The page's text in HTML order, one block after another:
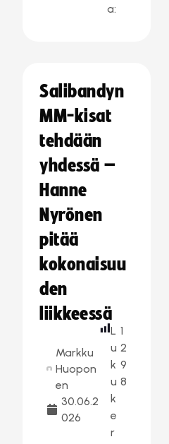
a:
Salibandyn
MM-kisat
tehdään
yhdessä –
Hanne
Nyrönen
pitää
kokonaisuu
den
liikkeessä
Markku
Huopon
en
30.06.2
026
L
u
k
u
k
e
r
1
2
9
8